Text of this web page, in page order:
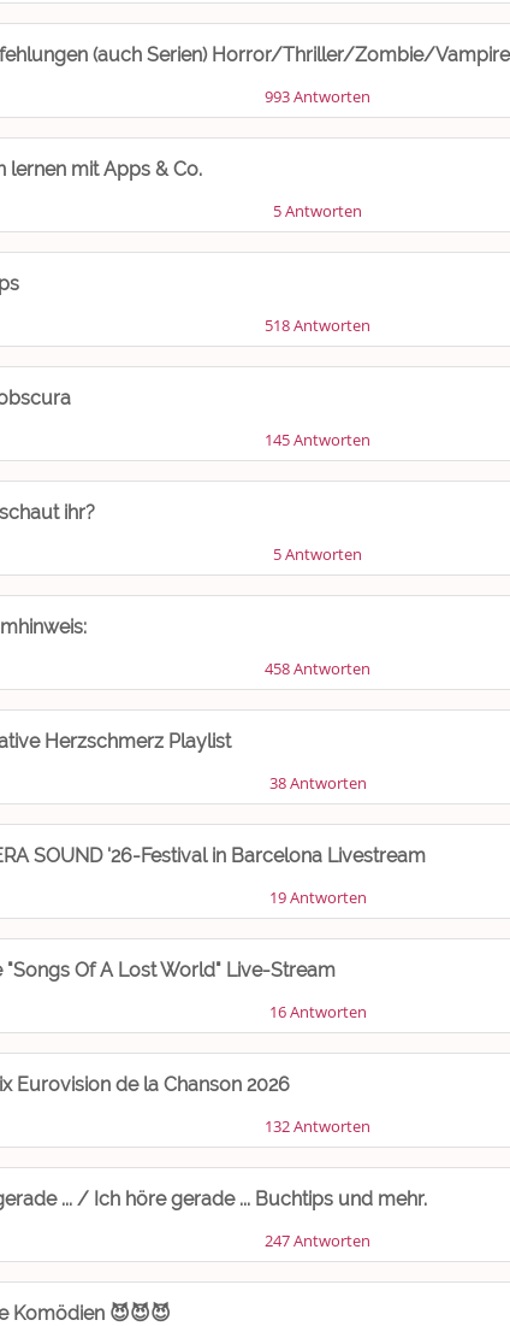
(auch Serien) Horror/Thriller/Zombie/
993 Antworten
lernen mit Apps & Co.
5 Antworten
518 Antworten
145 Antworten
ihr?
5 Antworten
458 Antworten
Herzschmerz Playlist
38 Antworten
SOUND '26-Festival in Barcelona Livestream
19 Antworten
"Songs Of A Lost World" Live-Stream
16 Antworten
Eurovision de la Chanson 2026
132 Antworten
... / Ich höre gerade ... Buchtips und mehr.
247 Antworten
Komödien 😈😈😈